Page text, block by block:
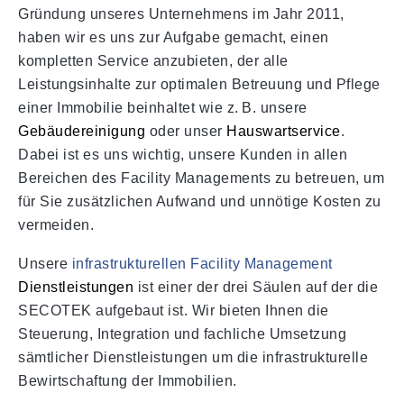
Gründung unseres Unternehmens im Jahr 2011,
haben wir es uns zur Aufgabe gemacht, einen
kompletten Service anzubieten, der alle
Leistungsinhalte zur optimalen Betreuung und Pflege
einer Immobilie beinhaltet wie z. B. unsere
Gebäudereinigung oder unser Hauswartservice.
Dabei ist es uns wichtig, unsere Kunden in allen
Bereichen des Facility Managements zu betreuen, um
für Sie zusätzlichen Aufwand und unnötige Kosten zu
vermeiden.
Unsere infrastrukturellen Facility Management
Dienstleistungen ist einer der drei Säulen auf der die
SECOTEK aufgebaut ist. Wir bieten Ihnen die
Steuerung, Integration und fachliche Umsetzung
sämtlicher Dienstleistungen um die infrastrukturelle
Bewirtschaftung der Immobilien.